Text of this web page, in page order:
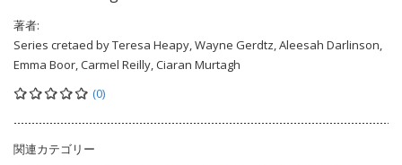
著者:
Series cretaed by Teresa Heapy, Wayne Gerdtz, Aleesah Darlinson,
Emma Boor, Carmel Reilly, Ciaran Murtagh
(0)
関連カテゴリー